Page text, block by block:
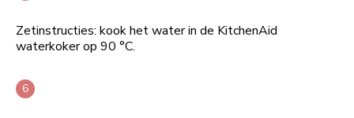
Zetinstructies: kook het water in de KitchenAid
waterkoker op 90 °C.